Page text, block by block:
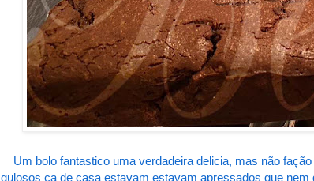
Um bolo fantastico uma verdadeira delicia, mas não
gulosos ca de casa estavam estavam apressados que